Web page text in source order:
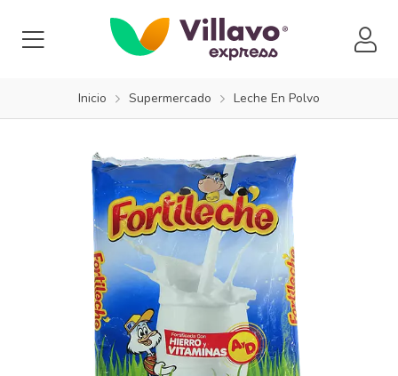
Inicio Supermercado Leche En Polvo